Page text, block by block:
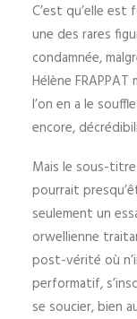
C’est qu’elle est
une des rares
condamnée,
Hélène
l’on en a le
encore,
Mais le sous-
pourrait
seulement un
orwellienne
post-vérité où
performatif,
se soucier, bien